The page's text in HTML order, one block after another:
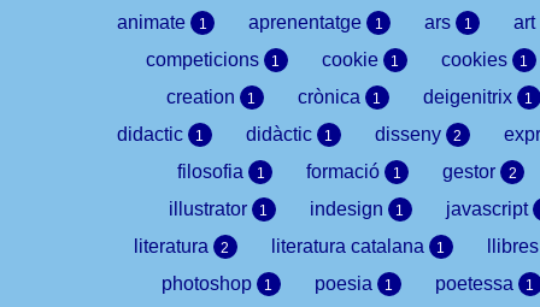
animate 1 aprenentatge 1 ars 1
art
competicions
1 cookie 1 cookies 1
creation 1 crònica 1 deigenitrix 1
didactic 1 didàctic 1 disseny 2
filosofia
1 formació 1 gestor 2
illustrator 1 indesign 1
javascript
literatura
2 literatura catalana 1
photoshop
1 poesia 1 poetessa 1